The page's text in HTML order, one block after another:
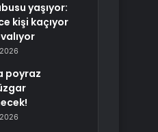
yaşıyor:
kişi kaçıyor
poyraz